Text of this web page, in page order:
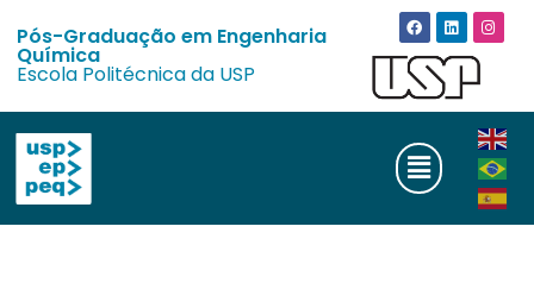
Pós-Graduação em Engenharia
Química
Escola Politécnica da USP